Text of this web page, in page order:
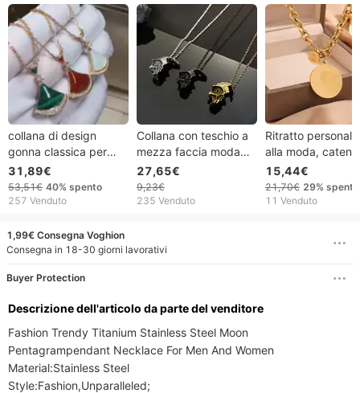
collana di design
gonna classica per
donna oro rosa amore
rosa cristallo brillante
ciondolo diamante
31,89€
53,51€ 40% spento
257 Venduto
Collana con teschio a
mezza faccia moda
vintage per uomo
punk gotico da uomo
con ciondolo scheletro
Halloween
27,65€
9,23€
235 Venduto
Ritratto
alla moda,
ciondolo in
titanio con
rotondo,
15,44€
21,70€ 29% spento
11 Venduto
1,99€ Consegna Voghion
Consegna in 18-30 giorni lavorativi
Buyer Protection
Descrizione dell'articolo da parte del venditore
Fashion Trendy Titanium Stainless Steel Moon
Pentagrampendant Necklace For Men And Women
Material:Stainless Steel
Style:Fashion,Unparalleled;